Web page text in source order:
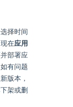
择时间
在应用
部署应
如有问题
版本，
架或删